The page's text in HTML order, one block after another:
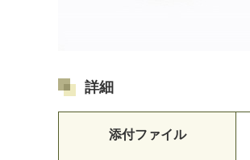
詳細
添付ファイル